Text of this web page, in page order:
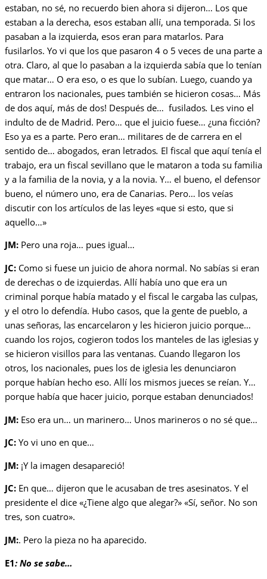
estaban, no sé, no recuerdo bien ahora si dijeron… Los que
estaban a la derecha, esos estaban allí, una temporada. Si los
pasaban a la izquierda, esos eran para matarlos. Para
fusilarlos. Yo vi que los que pasaron 4 o 5 veces de una parte a
otra. Claro, al que lo pasaban a la izquierda sabía que lo tenían
que matar… O era eso, o es que lo subían. Luego, cuando ya
entraron los nacionales, pues también se hicieron cosas… Más
de dos aquí, más de dos! Después de… fusilados. Les vino el
indulto de de Madrid. Pero… que el juicio fuese… ¿una ficción?
Eso ya es a parte. Pero eran… militares de de carrera en el
sentido de… abogados, eran letrados. El fiscal que aquí tenía el
trabajo, era un fiscal sevillano que le mataron a toda su familia
y a la familia de la novia, y a la novia. Y… el bueno, el defensor
bueno, el número uno, era de Canarias. Pero… los veías
discutir con los artículos de las leyes «que si esto, que si
aquello…»
JM: Pero una roja… pues igual…
JC: Como si fuese un juicio de ahora normal. No sabías si eran
de derechas o de izquierdas. Allí había uno que era un
criminal porque había matado y el fiscal le cargaba las culpas,
y el otro lo defendía. Hubo casos, que la gente de pueblo, a
unas señoras, las encarcelaron y les hicieron juicio porque…
cuando los rojos, cogieron todos los manteles de las iglesias y
se hicieron visillos para las ventanas. Cuando llegaron los
otros, los nacionales, pues los de iglesia les denunciaron
porque habían hecho eso. Allí los mismos jueces se reían. Y…
porque había que hacer juicio, porque estaban denunciados!
JM: Eso era un… un marinero… Unos marineros o no sé que…
JC: Yo vi uno en que…
JM: ¡Y la imagen desapareció!
JC: En que… dijeron que le acusaban de tres asesinatos. Y el
presidente el dice «¿Tiene algo que alegar?» «Sí, señor. No son
tres, son cuatro».
JM:. Pero la pieza no ha aparecido.
E1: No se sabe…